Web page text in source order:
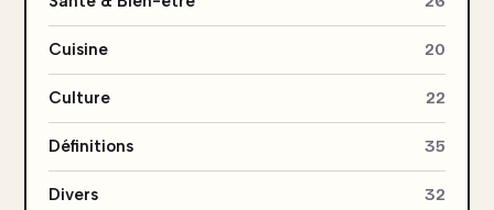
Cuisine 20
Culture 22
Définitions 35
Divers 32